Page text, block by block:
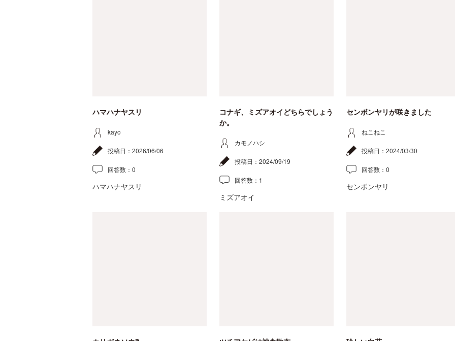
ハマハナヤスリ
kayo
投稿日： 2026/06/06
回答数： 0
ハマハナヤスリ
コナギ、ミズアオイどちらでしょう
か。
カモノハシ
投稿日： 2024/09/19
回答数： 1
ミズアオイ
センボンヤリが咲きました
ねこねこ
投稿日： 2024/03/30
回答数： 0
センボンヤリ